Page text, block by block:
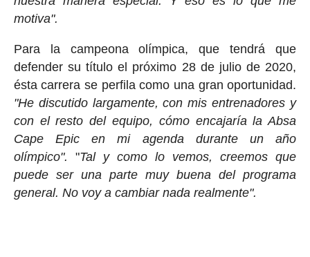
motiva".
Para la campeona olímpica, que tendrá que
defender su título el próximo 28 de julio de 2020,
ésta carrera se perfila como una gran oportunidad.
"He discutido largamente, con mis entrenadores y
con el resto del equipo, cómo encajaría la Absa
Cape Epic en mi agenda durante un año
olímpico". "Tal y como lo vemos, creemos que
puede ser una parte muy buena del programa
general. No voy a cambiar nada realmente".